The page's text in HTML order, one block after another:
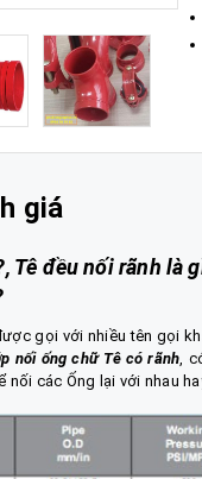
giá
Tê đều nối rãnh là
gọi với nhiều tên gọi
nối ống chữ Tê có rãnh,
nối các Ống lại với nhau